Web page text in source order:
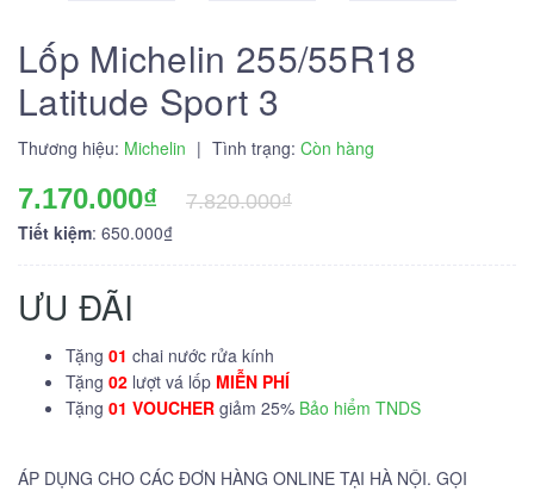
Lốp Michelin 255/55R18
Latitude Sport 3
Thương hiệu: Michelin | Tình trạng: Còn hàng
7.170.000₫
7.820.000₫
Tiết kiệm: 650.000₫
ƯU ĐÃI
Tặng 01 chai nước rửa kính
Tặng 02 lượt vá lốp MIỄN PHÍ
Tặng 01 VOUCHER giảm 25% Bảo hiểm TNDS
ÁP DỤNG CHO CÁC ĐƠN HÀNG ONLINE TẠI HÀ NỘI. GỌI